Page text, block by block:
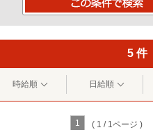
5 件
時給順 日給順
1 ( 1 / 1ページ )